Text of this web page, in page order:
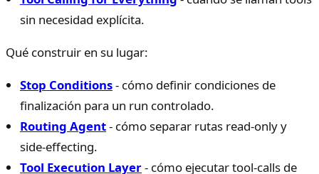
sin necesidad explícita.
Qué construir en su lugar:
Stop Conditions- cómo definir condiciones de
finalización para un run controlado.
Routing Agent- cómo separar rutas read-only y
side-effecting.
Tool Execution Layer- cómo ejecutar tool-calls de